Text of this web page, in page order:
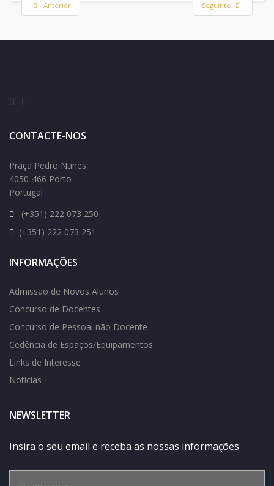
Anterior Seguinte
CONTACTE-NOS
Praça Pedro Nunes
4050-466 Porto
Portugal
(+351) 222 073 250
(+351) 222 073 251
INFORMAÇÕES
Admissão de Novos Alunos
Concurso de Docentes
Concurso de Pessoal não Docente
Cedência de Espaços/Equipamentos
Links de Interesse
Notícias
NEWSLETTER
Insira o seu email e receba as nossas informações